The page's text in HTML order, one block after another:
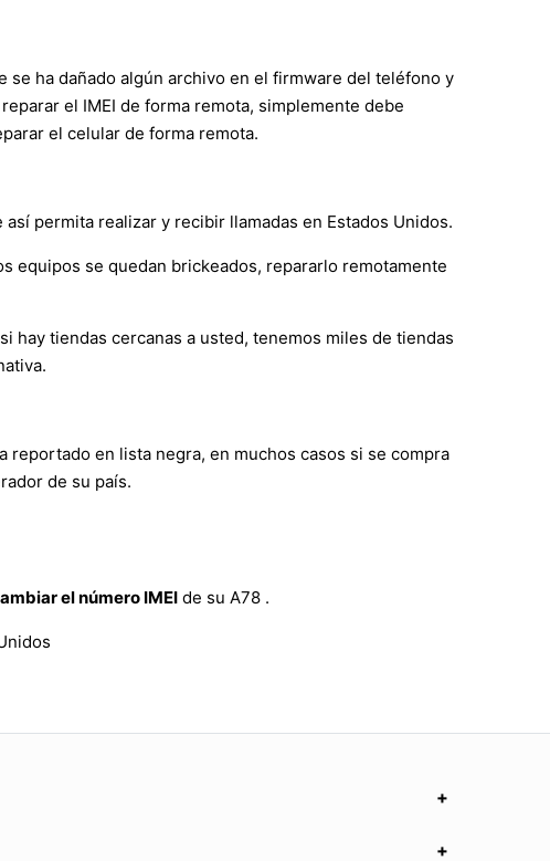
se ha dañado algún archivo en el firmware del teléfono y
el IMEI de forma remota, simplemente debe
el celular de forma remota.
permita realizar y recibir llamadas en Estados Unidos.
equipos se quedan brickeados, repararlo remotamente
hay tiendas cercanas a usted, tenemos miles de tiendas
reportado en lista negra, en muchos casos si se compra
de su país.
el número IMEI de su A78 .